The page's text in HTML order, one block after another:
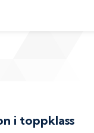
i toppklass